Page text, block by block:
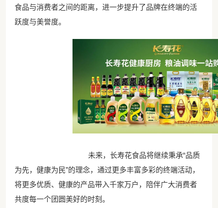
食品与消费者之间的距离，进一步提升了品牌在终端的活
跃度与美誉度。
未来，长寿花食品将继续秉承“品质
为先，健康为民”的理念，通过更多丰富多彩的终端活动，
将更多优质、健康的产品带入千家万户，陪伴广大消费者
共度每一个团圆美好的时刻。